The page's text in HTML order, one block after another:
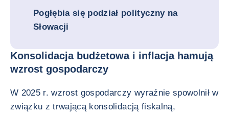
Pogłębia się podział polityczny na
Słowacji
Konsolidacja budżetowa i inflacja hamują
wzrost gospodarczy
W 2025 r. wzrost gospodarczy wyraźnie spowolnił w
związku z trwającą konsolidacją fiskalną,